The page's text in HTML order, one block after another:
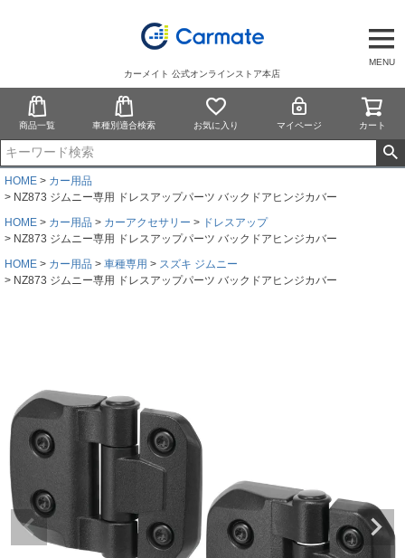
MENU
カーメイト 公式オンラインストア本店
商品一覧 車種別適合検索 お気に入り マイページ カート
HOME
カー用品
NZ873 ジムニー専用 ドレスアップパーツ バックドアヒンジカバー
HOME
カー用品 カーアクセサリー
ドレスアップ
NZ873 ジムニー専用 ドレスアップパーツ バックドアヒンジカバー
HOME
カー用品 車種専用
スズキ ジムニー
NZ873 ジムニー専用 ドレスアップパーツ バックドアヒンジカバー